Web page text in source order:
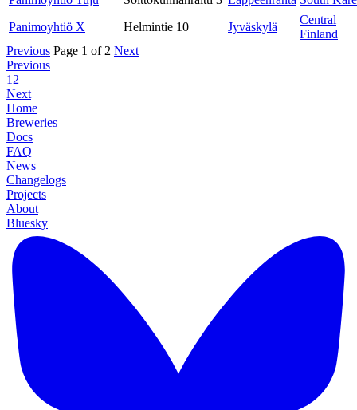
Panimoyhtiö X
Helmintie 10 Jyväskylä
Central
Finland
Previous Page 1 of 2 Next
Previous
1 2
Next
Home
Breweries
Docs
FAQ
News
Changelogs
Projects
About
Bluesky